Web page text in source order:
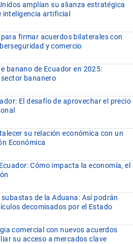
amplían su alianza estratégica
inteligencia artificial
firmar acuerdos bilaterales con
y comercio
banano de Ecuador en 2025:
bananero
El desafío de aprovechar el precio
su relación económica con un
Económica
Cómo impacta la economía, el
de la Aduana: Así podrán
decomisados por el Estado
comercial con nuevos acuerdos
su acceso a mercados clave